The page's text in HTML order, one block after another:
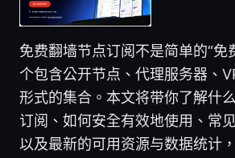
免费翻墙节点订阅不是简单的“免
个包含公开节点、代理服务器、
形式的集合。本文将带你了解什
订阅、如何安全有效地使用、常
以及最新的可用资源与数据统计